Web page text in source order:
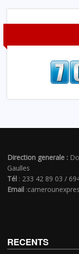
Direction generale :
Gaulles
Tél : 233 42 89 03 /
Email
RECENTS